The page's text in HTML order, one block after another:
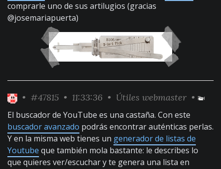
comprarle uno de sus artilugios (gracias
@josemariapuerta)
• #47815 • 11:33:36 • Útiles webmaster •
El buscador de YouTube es una castaña. Con este
buscador avanzado podrás encontrar auténticas perlas.
Y en la misma web tienes un generador de listas de
Youtube que también mola bastante: le describes lo
que quieres ver/escuchar y te genera una lista en